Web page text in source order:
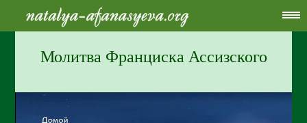
Молитва Франциска Ассизского